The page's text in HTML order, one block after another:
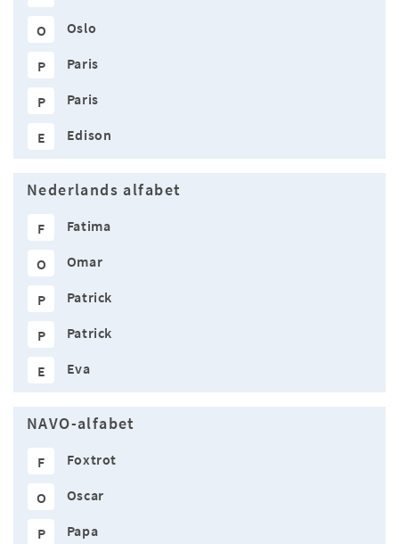
O Oslo
P Paris
P Paris
E Edison
Nederlands alfabet
F Fatima
O Omar
P Patrick
P Patrick
E Eva
NAVO-alfabet
F Foxtrot
O Oscar
P Papa